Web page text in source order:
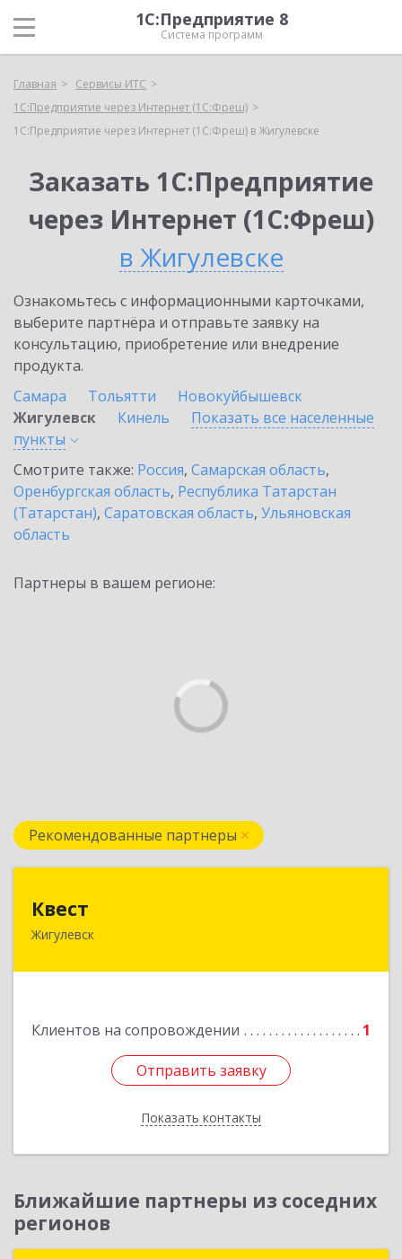
1С:Предприятие 8
Система программ
Главная
Сервисы ИТС
1С:Предприятие через Интернет (1С:Фреш)
1С:Предприятие через Интернет (1С:Фреш) в Жигулевске
Заказать 1С:Предприятие
через Интернет (1С:Фреш)
в Жигулевске
Ознакомьтесь с информационными карточками,
выберите партнёра и отправьте заявку на
консультацию, приобретение или внедрение
продукта.
Самара
Тольятти
Новокуйбышевск
Жигулевск
Кинель
Показать все населенные
пункты
Смотрите также: Россия, Самарская область,
Оренбургская область, Республика Татарстан
(Татарстан), Саратовская область, Ульяновская
область
Партнеры в вашем регионе:
Рекомендованные партнеры
Квест
Жигулевск
Клиентов на сопровождении 1
Отправить заявку
Показать контакты
445350, Самарская обл., Жигулевск, ул.Пушкина,
Отправить заявку
Назад
Ближайшие партнеры из соседних
регионов